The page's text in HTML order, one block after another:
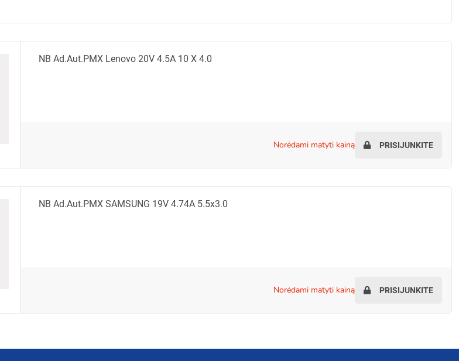
NB Ad.aut.PMX Lenovo 20V 4.5A 10 X 4.0
norėdami matyti kainą PRISIJUNKITE
NB Ad.aut.PMX SAMSUNG 19V 4.74A 5.5x3.0
norėdami matyti kainą PRISIJUNKITE